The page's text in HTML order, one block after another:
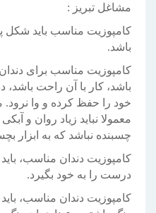
مشاغل تبریز :
کامپوزیت مناسب باید شکل
باشد.
کامپوزیت مناسب برای
باشد، کار با آن راحت
خود را حفظ کرده و وا نرود.
معمولا نباید زیاد روان و
چسبنده نباشد که به ابزار
کامپوزیت دندان مناسب،
درست را به خود بگیرد.
کامپوزیت دندان مناسب،